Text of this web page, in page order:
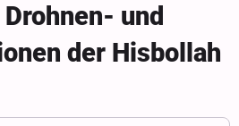
und
der Hisbollah